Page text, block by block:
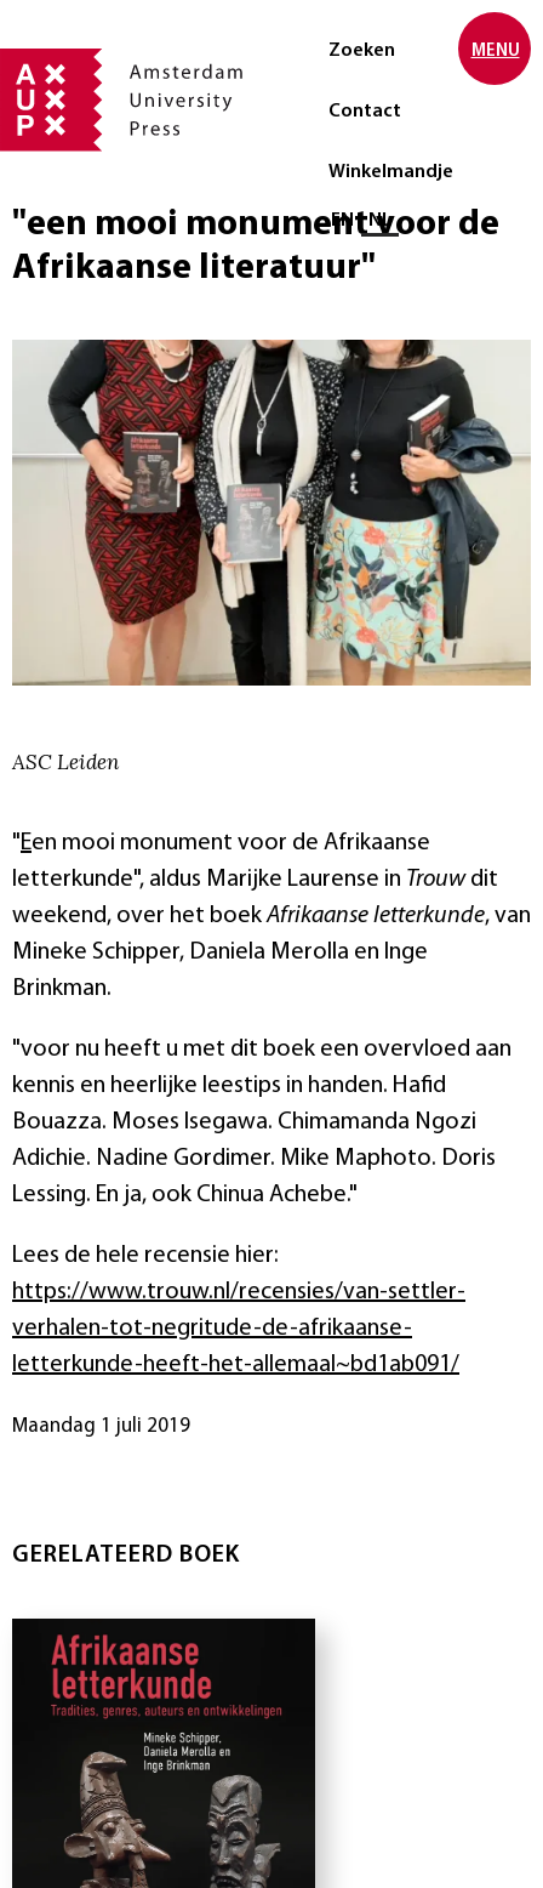
Zoeken
Contact
Winkelmandje
Selecteer taal
EN NL
MENU
"een mooi monument voor de
Afrikaanse literatuur"
ASC Leiden
"Een mooi monument voor de Afrikaanse
letterkunde", aldus Marijke Laurense in Trouwdit
weekend, over het boekAfrikaanse letterkunde, van
Mineke Schipper, Daniela Merolla en Inge
Brinkman.
"voor nu heeft u met dit boek een overvloed aan
kennis en heerlijke leestips in handen. Hafid
Bouazza. Moses Isegawa. Chimamanda Ngozi
Adichie. Nadine Gordimer. Mike Maphoto. Doris
Lessing. En ja, ook Chinua Achebe."
Lees de hele recensie hier:
https://www.trouw.nl/recensies/van-settler-
verhalen-tot-negritude-de-afrikaanse-
letterkunde-heeft-het-allemaal~bd1ab091/
maandag 1 juli 2019
GERELATEERD BOEK